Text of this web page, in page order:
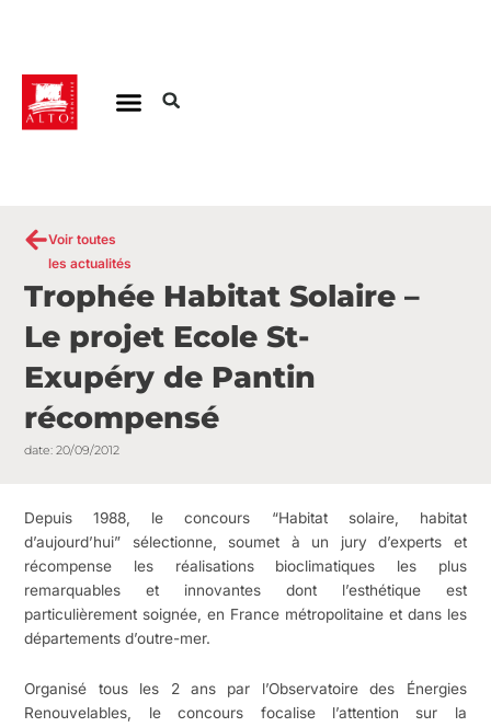
Voir toutes
les actualités
Trophée Habitat Solaire –
Le projet Ecole St-
Exupéry de Pantin
récompensé
date: 20/09/2012
Depuis 1988, le concours “Habitat solaire, habitat
d’aujourd’hui” sélectionne, soumet à un jury d’experts et
récompense les réalisations bioclimatiques les plus
remarquables et innovantes dont l’esthétique est
particulièrement soignée, en France métropolitaine et dans les
départements d’outre-mer.
Organisé tous les 2 ans par l’Observatoire des Énergies
Renouvelables, le concours focalise l’attention sur la